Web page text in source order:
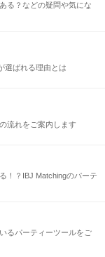
る？などの疑問や気にな
選ばれる理由とは
流れをご案内します
！？IBJ Matchingのパーテ
るパーティーツールをご